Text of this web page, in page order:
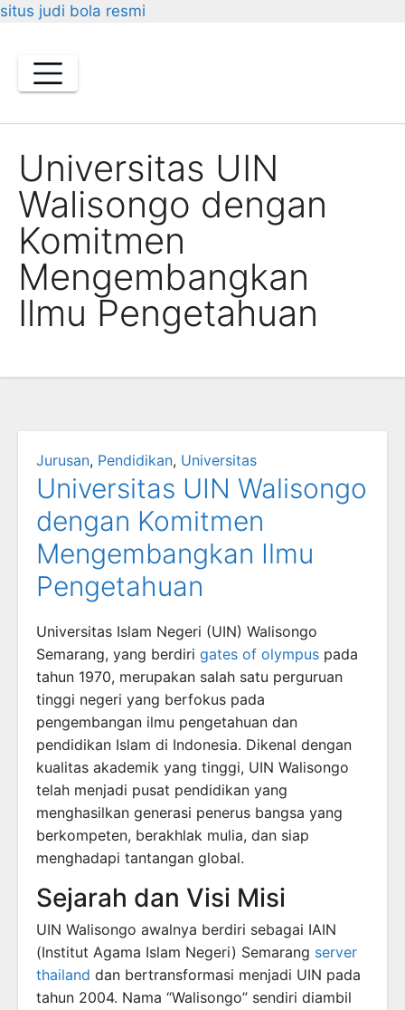
situs judi bola resmi
content
Universitas UIN
Walisongo dengan
Komitmen
Mengembangkan
Ilmu Pengetahuan
Jurusan, Pendidikan, Universitas
Universitas UIN Walisongo
dengan Komitmen
Mengembangkan Ilmu
Pengetahuan
Universitas Islam Negeri (UIN) Walisongo
Semarang, yang berdiri gates of olympus pada
tahun 1970, merupakan salah satu perguruan
tinggi negeri yang berfokus pada
pengembangan ilmu pengetahuan dan
pendidikan Islam di Indonesia. Dikenal dengan
kualitas akademik yang tinggi, UIN Walisongo
telah menjadi pusat pendidikan yang
menghasilkan generasi penerus bangsa yang
berkompeten, berakhlak mulia, dan siap
menghadapi tantangan global.
Sejarah dan Visi Misi
UIN Walisongo awalnya berdiri sebagai IAIN
(Institut Agama Islam Negeri) Semarang server
thailand dan bertransformasi menjadi UIN pada
tahun 2004. Nama “Walisongo” sendiri diambil